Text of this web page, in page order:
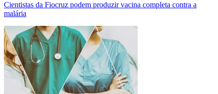
Cientistas da Fiocruz podem produzir vacina completa contra a
malária